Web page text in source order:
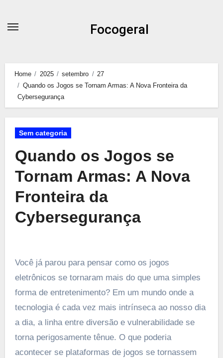
Focogeral
Home 2025 setembro
27
Quando os Jogos se Tornam Armas: A Nova Fronteira da
Cybersegurança
Sem categoria
Quando os Jogos se
Tornam Armas: A Nova
Fronteira da
Cybersegurança
Você já parou para pensar como os jogos
eletrônicos se tornaram mais do que uma simples
forma de entretenimento? Em um mundo onde a
tecnologia é cada vez mais intrínseca ao nosso dia
a dia, a linha entre diversão e vulnerabilidade se
torna perigosamente tênue. O que poderia
acontecer se plataformas de jogos se tornassem